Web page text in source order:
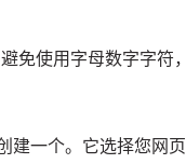
免使用字母数字字符
建一个。 它选择您网